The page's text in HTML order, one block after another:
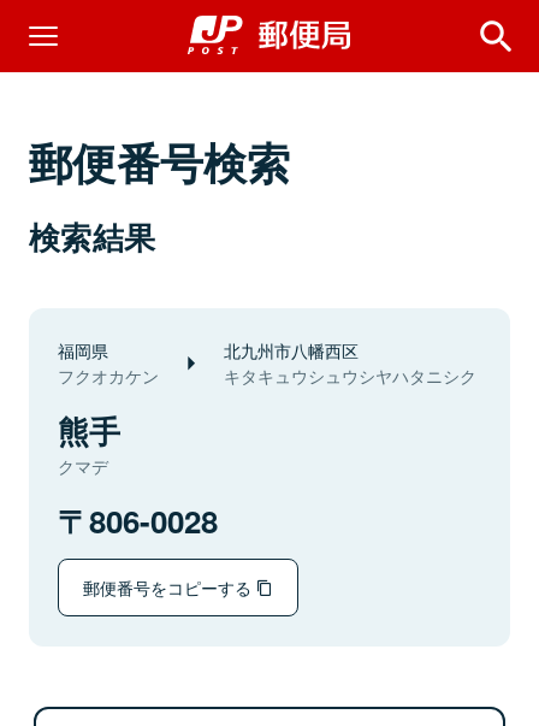
郵便番号検索
検索結果
福岡県
フクオカケン
北九州市八幡西区
キタキュウシュウシヤハタニシク
熊手
クマデ
806-0028
郵便番号をコピーする